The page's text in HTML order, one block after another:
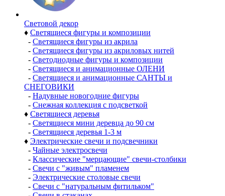
Световой декор
♦ Светящиеся фигуры и композиции
- Светящиеся фигуры из акрила
- Светящиеся фигуры из акриловых нитей
- Светодиодные фигуры и композиции
- Светящиеся и анимационные ОЛЕНИ
- Светящиеся и анимационные САНТЫ и
СНЕГОВИКИ
- Надувные новогодние фигуры
- Снежная коллекция с подсветкой
♦ Светящиеся деревья
- Светящиеся мини деревца до 90 см
- Светящиеся деревья 1-3 м
♦ Электрические свечи и подсвечники
- Чайные электросвечи
- Классические "мерцающие" свечи-столбики
- Свечи с "живым" пламенем
- Электрические столовые свечи
- Свечи с "натуральным фитильком"